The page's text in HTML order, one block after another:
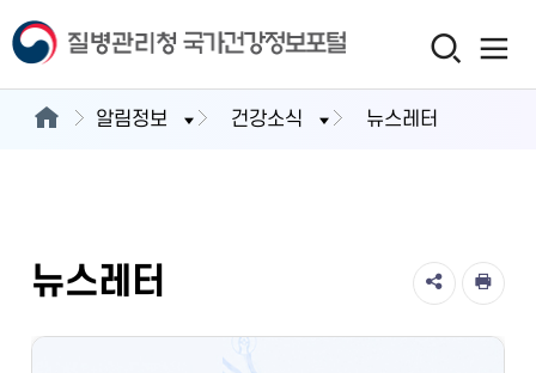
알림정보 건강소식 뉴스레터
뉴스레터